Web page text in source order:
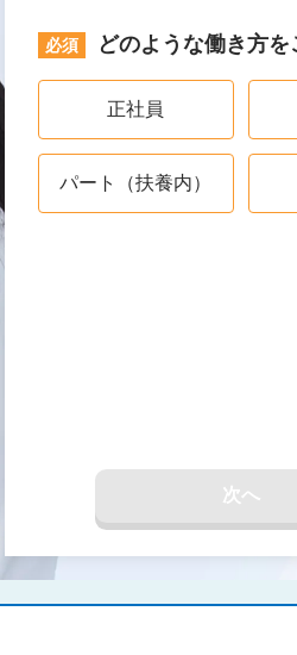
どのような働き方を
正社員
パート（扶養内）
次へ